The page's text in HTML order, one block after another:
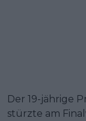
Der 19-jährige
stürzte am